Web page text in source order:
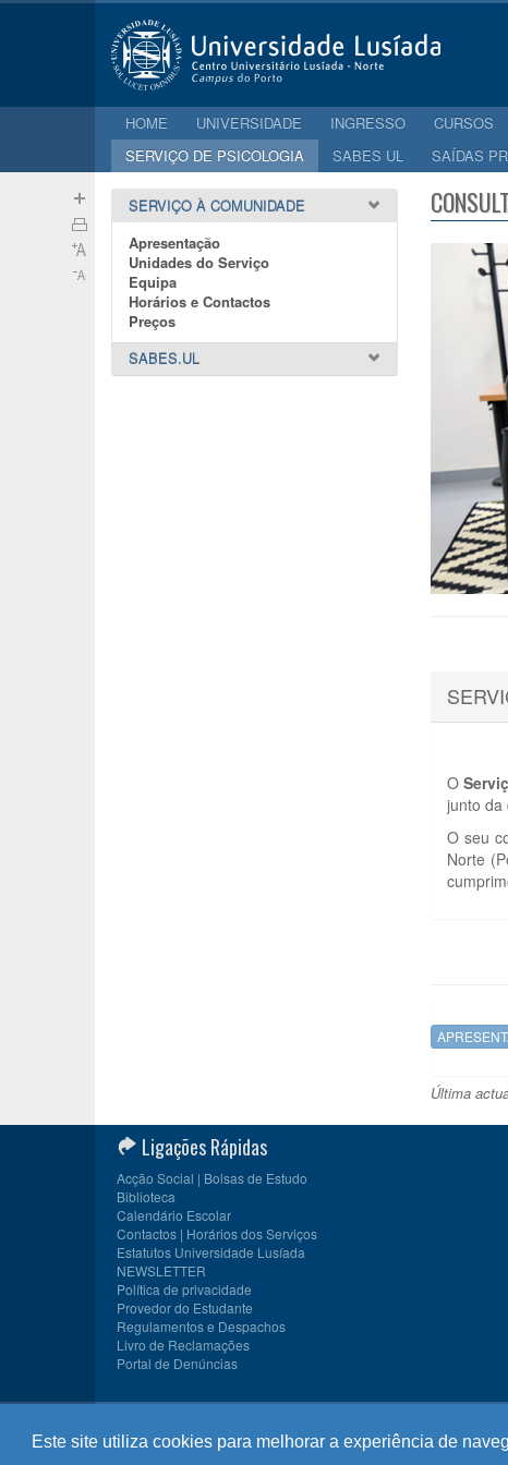
Este site utiliza cookies para melhorar a experiência de
HOME UNIVERSIDADE INGRESSO CURSOS
SERVIÇO DE PSICOLOGIA
SABES UL SAÍDAS
SERVIÇO À COMUNIDADE
Apresentação
Unidades do Serviço
Equipa
Horários e Contactos
Preços
SABES.UL
O
junto da
O seu
Norte
Última
Ligações Rápidas
Acção Social | Bolsas de Estudo
Biblioteca
Calendário Escolar
Contactos | Horários dos Serviços
Estatutos Universidade Lusíada
NEWSLETTER
Política de privacidade
Provedor do Estudante
Regulamentos e Despachos
Livro de Reclamações
Portal de Denúncias